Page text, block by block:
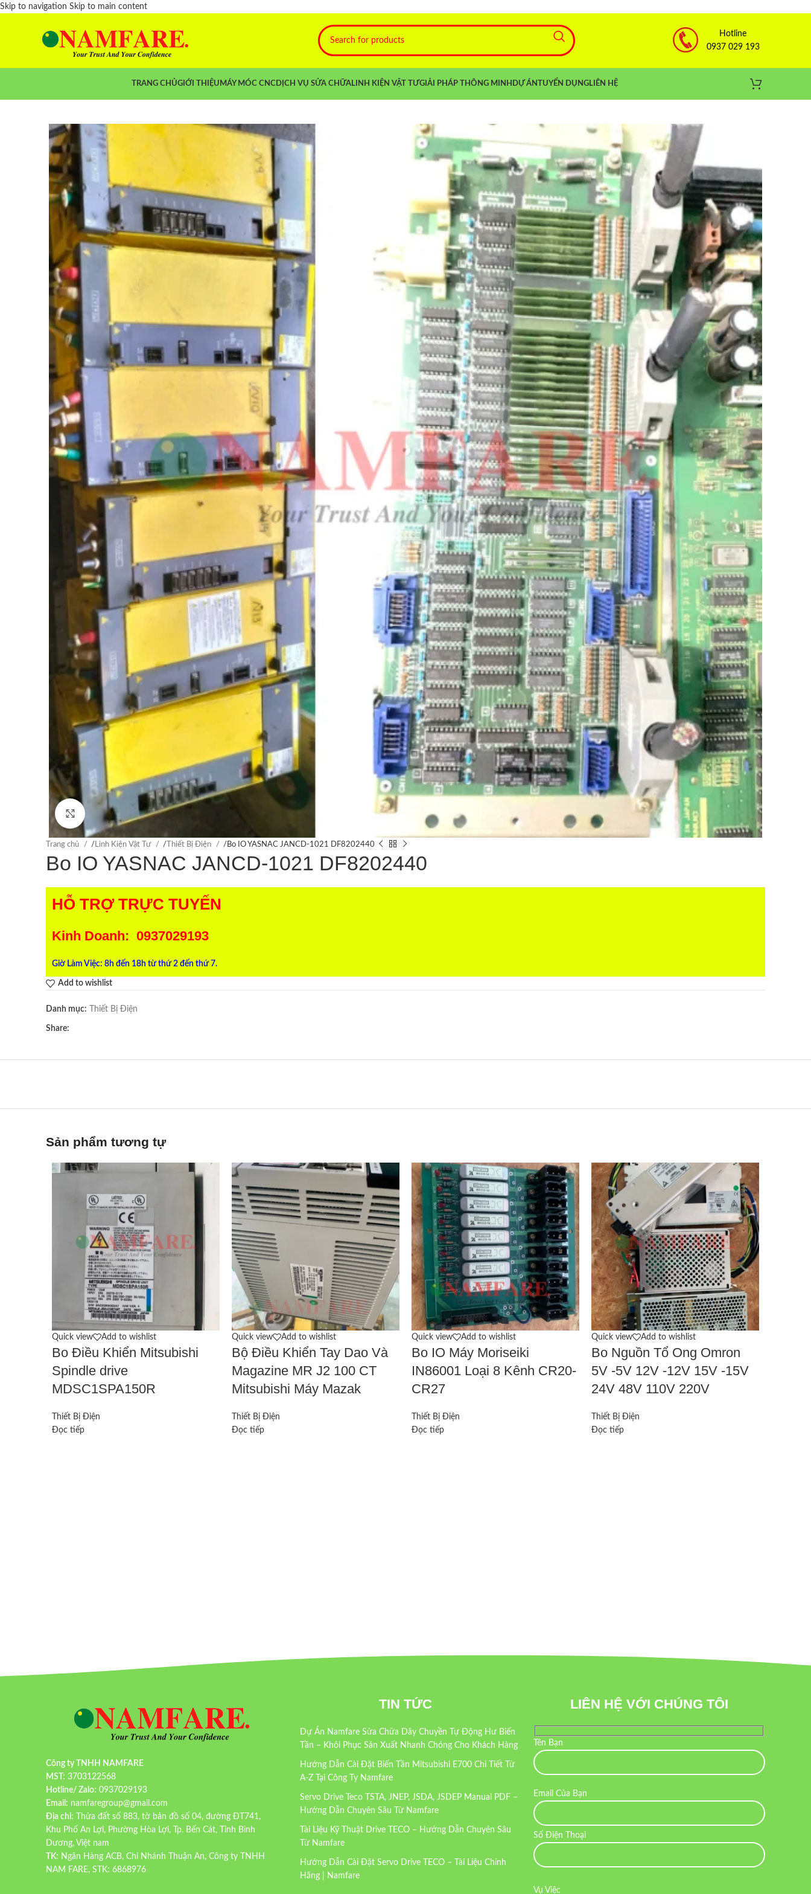
Skip to navigation Skip to main content
Hotline
0937 029 193
TRANG CHỦGIỚI THIỆU MÁY MÓC CNCDỊCH VỤ SỬA CHỮALINH KIỆN VẬT TƯGIẢI PHÁP THÔNG MINH DỰ ÁNTUYỂN DỤNGLIÊN HỆ
Click to enlarge
Trang chủ / Linh Kiện Vật Tư / Thiết Bị Điện / Bo IO YASNAC JANCD-1021 DF8202440
Bo IO YASNAC JANCD-1021 DF8202440
HỖ TRỢ TRỰC TUYẾN
Kinh Doanh: 0937029193
Giờ Làm Việc: 8h đến 18h từ thứ 2 đến thứ 7.
Add to wishlist
Danh mục: Thiết Bị Điện
Share:
Sản phẩm tương tự
Quick view Add to wishlist
Bo Điều Khiển Mitsubishi
Spindle drive
MDSC1SPA150R
Thiết Bị Điện
Đọc tiếp
Quick view Add to wishlist
Bộ Điều Khiển Tay Dao Và
Magazine MR J2 100 CT
Mitsubishi Máy Mazak
Thiết Bị Điện
Đọc tiếp
Quick view Add to wishlist
Bo IO Máy Moriseiki
IN86001 Loại 8 Kênh CR20-
CR27
Thiết Bị Điện
Đọc tiếp
Quick view Add to wishlist
Bo Nguồn Tổ Ong Omron
5V -5V 12V -12V 15V -15V
24V 48V 110V 220V
Thiết Bị Điện
Đọc tiếp
Công ty TNHH NAMFARE
MST: 3703122568
Hotline/ Zalo: 0937029193
Email: namfaregroup@gmail.com
Địa chỉ: Thửa đất số 883, tờ bản đồ số 04, đường ĐT741,
Khu Phố An Lợi, Phường Hòa Lợi, Tp. Bến Cát, Tỉnh Bình
Dương, Việt nam
TK: Ngân Hàng ACB, Chi Nhánh Thuận An, Công ty TNHH
NAM FARE, STK: 6868976
TIN TỨC
Dự Án Namfare Sửa Chữa Dây Chuyền Tự Động Hư Biến
Tần – Khôi Phục Sản Xuất Nhanh Chóng Cho Khách Hàng
Hướng Dẫn Cài Đặt Biến Tần Mitsubishi E700 Chi Tiết Từ
A-Z Tại Công Ty Namfare
Servo Drive Teco TSTA, JNEP, JSDA, JSDEP Manual PDF –
Hướng Dẫn Chuyên Sâu Từ Namfare
Tài Liệu Kỹ Thuật Drive TECO – Hướng Dẫn Chuyên Sâu
Từ Namfare
Hướng Dẫn Cài Đặt Servo Drive TECO – Tài Liệu Chính
Hãng | Namfare
LIÊN HỆ VỚI CHÚNG TÔI
Tên Bạn
Email Của Bạn
Số Điện Thoại
Vụ Việc